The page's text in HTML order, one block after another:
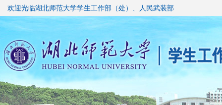
欢迎光临湖北师范大学学生工作部（处）、人民武装部